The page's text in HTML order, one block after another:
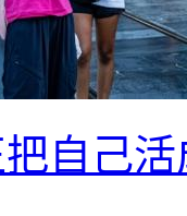
自己活